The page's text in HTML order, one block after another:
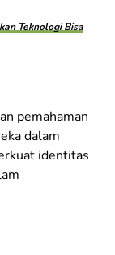
Teknologi Bisa
pemahaman
dalam
identitas